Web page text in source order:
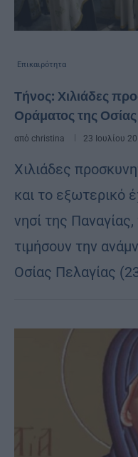
Επικαιρότητα
Τήνος: Χιλιάδες
Οράματος της
από christina 23 Ιουλίου
Χιλιάδες
και το εξωτερικό
νησί της
τιμήσουν την
Οσίας Πελαγίας